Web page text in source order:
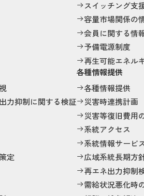
力抑制に関する検証
定
スイッチング支
容量市場関係の
会員に関する情
予備電源制度
再生可能エネル
各種情報提供
各種情報提供
災害時連携計画
災害等復旧費用
系統アクセス
系統情報サービ
広域系統長期方
再エネ出力抑制
需給状況悪化時